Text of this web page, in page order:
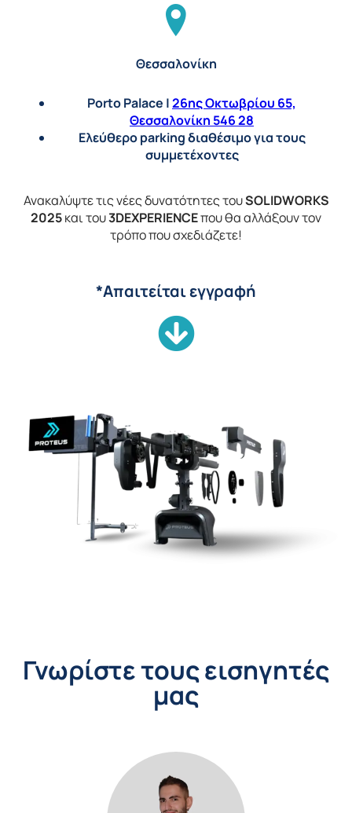
Θεσσαλονίκη
Porto Palace |26ης Οκτωβρίου 65,
Θεσσαλονίκη 546 28
Ελεύθερο parking διαθέσιμο για τους
συμμετέχοντες
Ανακαλύψτε τις νέες δυνατότητες τουSOLIDWORKS
2025και του3DEXPERIENCEπου θα αλλάξουν τον
τρόπο που σχεδιάζετε!
*Απαιτείται εγγραφή
Γνωρίστε τους εισηγητές
μας